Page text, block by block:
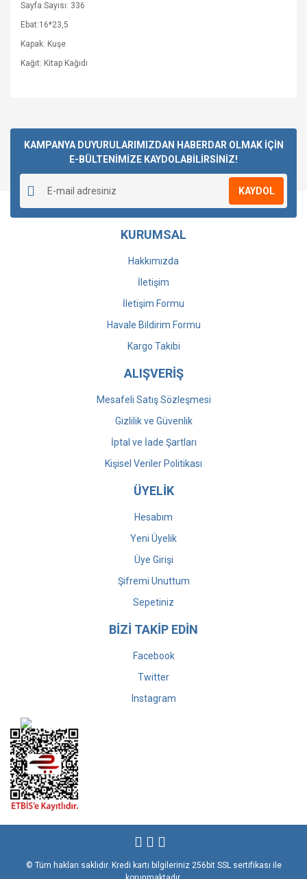
Sayfa Sayısı: 336
Ebat:16*23,5
Kapak: Kuşe
Kağıt: Kitap Kağıdı
KAMPANYA DUYURULARIMIZDAN HABERDAR OLMAK İÇİN
E-BÜLTENİMİZE KAYDOLABİLİRSİNİZ!
KAYDOL
KURUMSAL
Hakkımızda
İletişim
İletişim Formu
Havale Bildirim Formu
Kargo Takibi
ALIŞVERİŞ
Mesafeli Satış Sözleşmesi
Gizlilik ve Güvenlik
İptal ve İade Şartları
Kişisel Veriler Politikası
ÜYELİK
Hesabım
Yeni Üyelik
Üye Girişi
Şifremi Unuttum
Sepetiniz
BİZİ TAKİP EDİN
Facebook
Twitter
Instagram
© Tüm hakları saklıdır. Kredi kartı bilgileriniz 256bit SSL sertifikası ile